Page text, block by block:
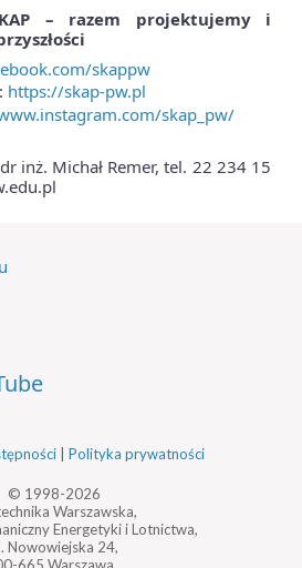
– razem projektujemy i
skappw
https://skap-pw.pl
skap_pw/
inż. Michał Remer, tel. 22 234 15
| Polityka prywatności
© 1998-2026
Warszawska,
Energetyki i Lotnictwa,
Nowowiejska 24,